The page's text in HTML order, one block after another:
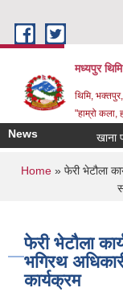
मध्यपुर
थिमि,
"हाम्रो कला,
News खाना
You are
Home» फेरी भेटौला
फेरी भेटौला
भगिरथ
कार्यक्रम